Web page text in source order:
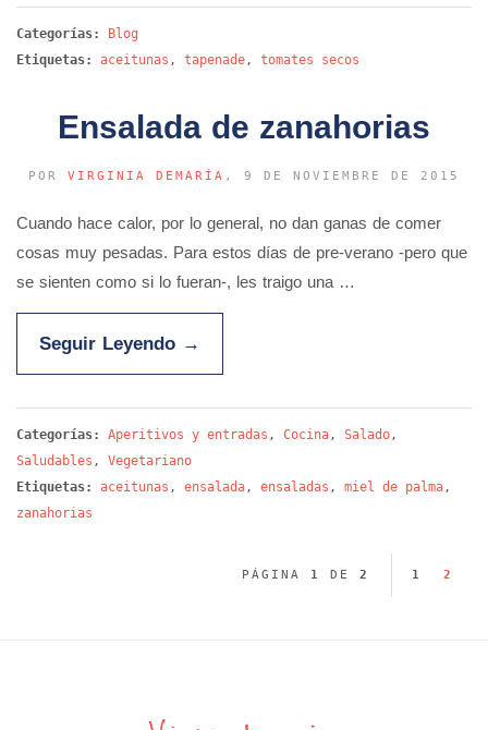
Categorías:
Blog
Etiquetas:
aceitunas , tapenade, tomates secos
Ensalada de zanahorias
POR VIRGINIA DEMARÍA , 9 DE NOVIEMBRE DE 2015
Cuando hace calor, por lo general, no dan ganas de comer
cosas muy pesadas. Para estos días de pre-verano -pero que
se sienten como si lo fueran-, les traigo una …
Seguir Leyendo →
Categorías: Aperitivos y entradas , Cocina, Salado,
Saludables , Vegetariano
Etiquetas:
aceitunas , ensalada, ensaladas , miel de palma,
zanahorias
1 2
PÁGINA 1 DE 2